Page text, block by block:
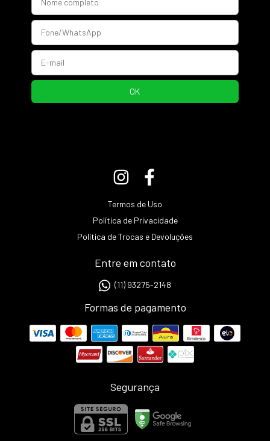
Termos de Uso
Política de Privacidade
Política de Trocas e Devoluções
Entre em contato
(11) 93275-2148
Formas de pagamento
Segurança